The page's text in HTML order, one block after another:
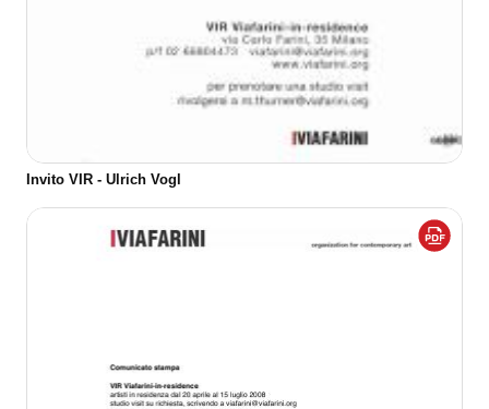
Invito VIR - Ulrich Vogl